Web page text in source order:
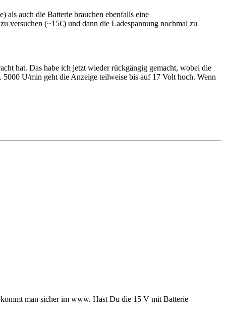
als auch die Batterie brauchen ebenfalls eine
versuchen (~15€) und dann die Ladespannung nochmal zu
hat. Das habe ich jetzt wieder rückgängig gemacht, wobei die
U/min geht die Anzeige teilweise bis auf 17 Volt hoch. Wenn
man sicher im www. Hast Du die 15 V mit Batterie